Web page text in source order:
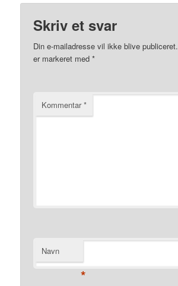
Skriv et svar
Din e-mailadresse vil ikke blive publiceret.
er markeret med*
Kommentar*
Navn
*